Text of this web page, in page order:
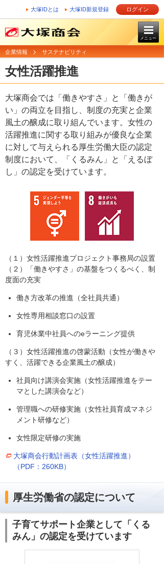
大塚IDとは 大塚ID新規登録 ログイン
メニュー
企業情報 サステナビリティ
女性活躍推進
大塚商会では「働きやすさ」と「働きが
い」の両立を目指し、制度の充実と企業
風土の醸成に取り組んでいます。女性の
活躍推進に関する取り組みが優良な企業
に対して与えられる厚生労働大臣の認定
制度において、「くるみん」と「えるぼ
し」の認定を受けています。
（１）女性活躍推進プロジェクト事務局の設置
（２）「働きやすさ」の基盤をつくるべく、制
度面の充実
働き方改革の推進（全社員共通）
女性専用相談窓口の設置
育児休業中社員へのeラーニング提供
（３）女性活躍推進の啓蒙活動（女性が働きや
すく、活躍できる企業風土の醸成）
社員向け講演会実施（女性活躍推進をテー
マとした講演会など）
管理職への研修実施（女性社員育成マネジ
メント研修など）
女性限定研修の実施
大塚商会行動計画表（女性活躍推進）
（PDF：260KB）
厚生労働省の認定について
子育てサポート企業として「くる
みん」の認定を受けています